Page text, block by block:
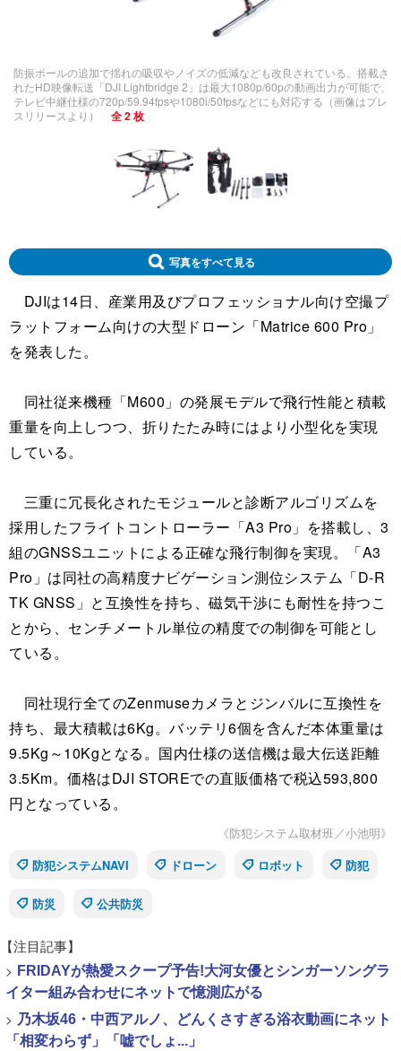
防振ボールの追加で揺れの吸収やノイズの低減なども改良されている。搭載さ
れたHD映像転送「DJI Lightbridge 2」は最大1080p/60pの動画出力が可能で、
テレビ中継仕様の720p/59.94fpsや1080i/50fpsなどにも対応する（画像はプレ
スリリースより）
全 2 枚
写真をすべて見る
DJIは14日、産業用及びプロフェッショナル向け空撮プ
ラットフォーム向けの大型ドローン「Matrice 600 Pro」
を発表した。
同社従来機種「M600」の発展モデルで飛行性能と積載
重量を向上しつつ、折りたたみ時にはより小型化を実現
している。
三重に冗長化されたモジュールと診断アルゴリズムを
採用したフライトコントローラー「A3 Pro」を搭載し、3
組のGNSSユニットによる正確な飛行制御を実現。「A3
Pro」は同社の高精度ナビゲーション測位システム「D-R
TK GNSS」と互換性を持ち、磁気干渉にも耐性を持つこ
とから、センチメートル単位の精度での制御を可能とし
ている。
同社現行全てのZenmuseカメラとジンバルに互換性を
持ち、最大積載は6Kg。バッテリ6個を含んだ本体重量は
9.5Kg～10Kgとなる。国内仕様の送信機は最大伝送距離
3.5Km。価格はDJI STOREでの直販価格で税込593,800
円となっている。
《防犯システム取材班／小池明》
防犯システムNAVI
ドローン ロボット 防犯
防災 公共防災
【注目記事】
> FRIDAYが熱愛スクープ予告!大河女優とシンガーソングラ
イター組み合わせにネットで憶測広がる
> 乃木坂46・中西アルノ、どんくさすぎる浴衣動画にネット
「相変わらず」「嘘でしょ...」